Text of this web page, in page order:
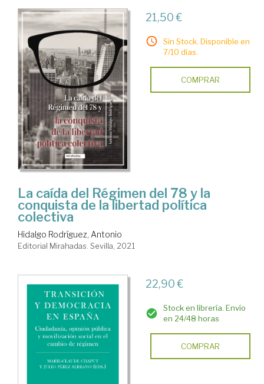
21,50 €
Sin Stock. Disponible en
7/10 días.
COMPRAR
La caída del Régimen del 78 y la
conquista de la libertad política
colectiva
Hidalgo Rodríguez, Antonio
Editorial Mirahadas. Sevilla, 2021
22,90 €
Stock en librería. Envío
en 24/48 horas
COMPRAR